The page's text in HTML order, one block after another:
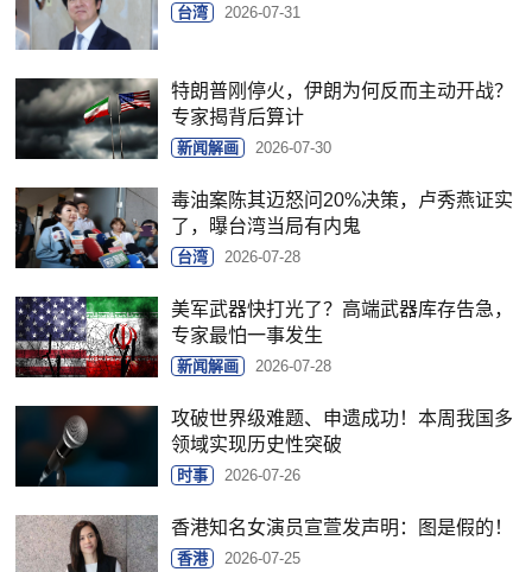
台湾 2026-07-31
特朗普刚停火，伊朗为何反而主动开战？
专家揭背后算计
新闻解画 2026-07-30
毒油案陈其迈怒问20%决策，卢秀燕证实
了，曝台湾当局有内鬼
台湾 2026-07-28
美军武器快打光了？高端武器库存告急，
专家最怕一事发生
新闻解画 2026-07-28
攻破世界级难题、申遗成功！本周我国多
领域实现历史性突破
时事 2026-07-26
香港知名女演员宣萱发声明：图是假的！
香港 2026-07-25